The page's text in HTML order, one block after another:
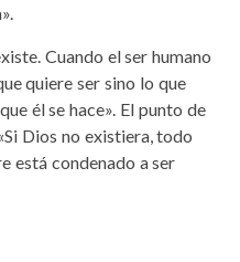
Cuando el ser humano
quiere ser sino lo que
él se hace». El punto de
Dios no existiera, todo
está condenado a ser